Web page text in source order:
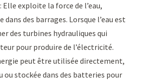
: Elle exploite la force de l’eau,
des barrages. Lorsque l’eau est
des turbines hydrauliques qui
pour produire de l’électricité.
peut être utilisée directement,
ou stockée dans des batteries pour